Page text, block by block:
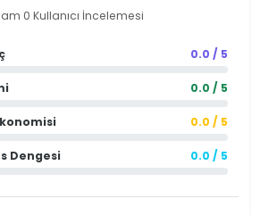
0 Kullanıcı İncelemesi
0.0 / 5
0.0 / 5
0.0 / 5
Dengesi 0.0 / 5